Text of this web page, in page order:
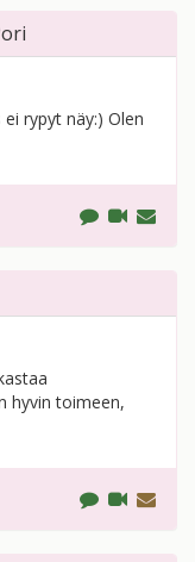
rypyt näy:) Olen
hyvin toimeen,